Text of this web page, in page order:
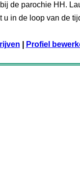
de parochie HH.
u in de loop van de
Profiel